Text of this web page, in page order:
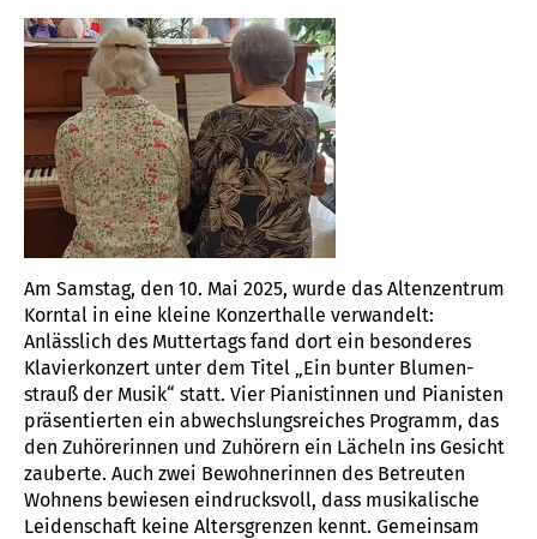
Am Samstag, den 10. Mai 2025, wurde das Altenzentrum
Korntal in eine kleine Konzert­halle verwandelt:
Anlässlich des Muttertags fand dort ein besonderes
Klavier­konzert unter dem Titel „Ein bunter Blumen­
strauß der Musik“ statt. Vier Pianistinnen und Pianisten
präsen­tierten ein abwechslungs­reiches Programm, das
den Zuhörerinnen und Zuhörern ein Lächeln ins Gesicht
zauberte. Auch zwei Bewohnerinnen des Betreuten
Wohnens bewiesen eindrucksvoll, dass musikalische
Leidenschaft keine Altersgrenzen kennt. Gemeinsam